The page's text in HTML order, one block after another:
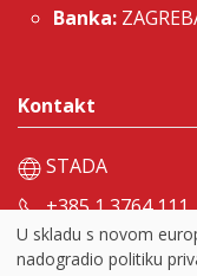
Banka:
Kontakt
STADA
+385 1 3764 111
Facebook
U skladu s novom
nadogradio politiku